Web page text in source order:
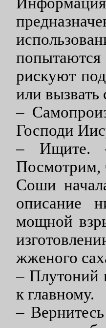
рискуют
или
–
Господи
– Ищите.
Посмотрим,
Соши
описание
мощной
жженого
– Плутоний
к главному.
–